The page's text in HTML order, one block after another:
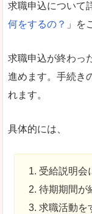
求職申込について
何をするの？ 」を
求職申込が終わっ
進めます。手続き
れます。
具体的には、
受給説明会
待期期間が
求職活動を